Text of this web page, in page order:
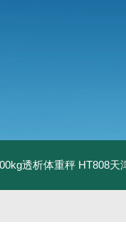
透析体重秤 HT808天